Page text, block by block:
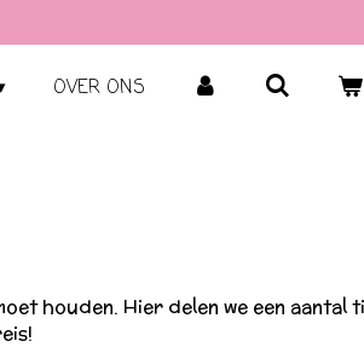
OVER ONS
houden. Hier delen we een aantal